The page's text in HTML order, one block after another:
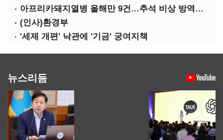
아프리카돼지열병 올해만 9건…추석 비상 방역에 '총력'
(인사)환경부
'세제 개편' 낙관에 '기금' 궁여지책
뉴스리듬